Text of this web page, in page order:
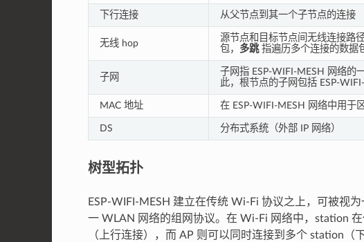
下行连接 从父节点到其一个子节点的连接
无线 hop
源节点和目标节点间无线连接路
包， 多跳指遍历多个连接的数据
子网
子网指 ESP-WIFI-MESH 网络的
此，根节点的子网包括 ESP-
MAC 地址 在 ESP-WIFI-MESH 网络中用于
DS 分布式系统（外部 IP 网络）
树型拓扑
ESP-WIFI-MESH 建立在传统 Wi-Fi 协议之上，可被视
一 WLAN 网络的组网协议。在 Wi-Fi 网络中，station
（上行连接），而 AP 则可以同时连接到多个 station（